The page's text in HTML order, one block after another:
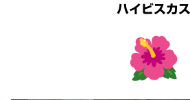
ハイビスカス